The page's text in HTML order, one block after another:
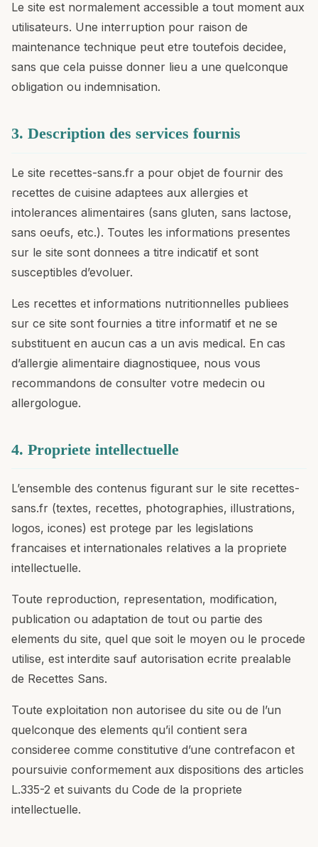
Le site est normalement accessible a tout moment aux
utilisateurs. Une interruption pour raison de
maintenance technique peut etre toutefois decidee,
sans que cela puisse donner lieu a une quelconque
obligation ou indemnisation.
3. Description des services fournis
Le site recettes-sans.fr a pour objet de fournir des
recettes de cuisine adaptees aux allergies et
intolerances alimentaires (sans gluten, sans lactose,
sans oeufs, etc.). Toutes les informations presentes
sur le site sont donnees a titre indicatif et sont
susceptibles d’evoluer.
Les recettes et informations nutritionnelles publiees
sur ce site sont fournies a titre informatif et ne se
substituent en aucun cas a un avis medical. En cas
d’allergie alimentaire diagnostiquee, nous vous
recommandons de consulter votre medecin ou
allergologue.
4. Propriete intellectuelle
L’ensemble des contenus figurant sur le site recettes-
sans.fr (textes, recettes, photographies, illustrations,
logos, icones) est protege par les legislations
francaises et internationales relatives a la propriete
intellectuelle.
Toute reproduction, representation, modification,
publication ou adaptation de tout ou partie des
elements du site, quel que soit le moyen ou le procede
utilise, est interdite sauf autorisation ecrite prealable
de Recettes Sans.
Toute exploitation non autorisee du site ou de l’un
quelconque des elements qu’il contient sera
consideree comme constitutive d’une contrefacon et
poursuivie conformement aux dispositions des articles
L.335-2 et suivants du Code de la propriete
intellectuelle.